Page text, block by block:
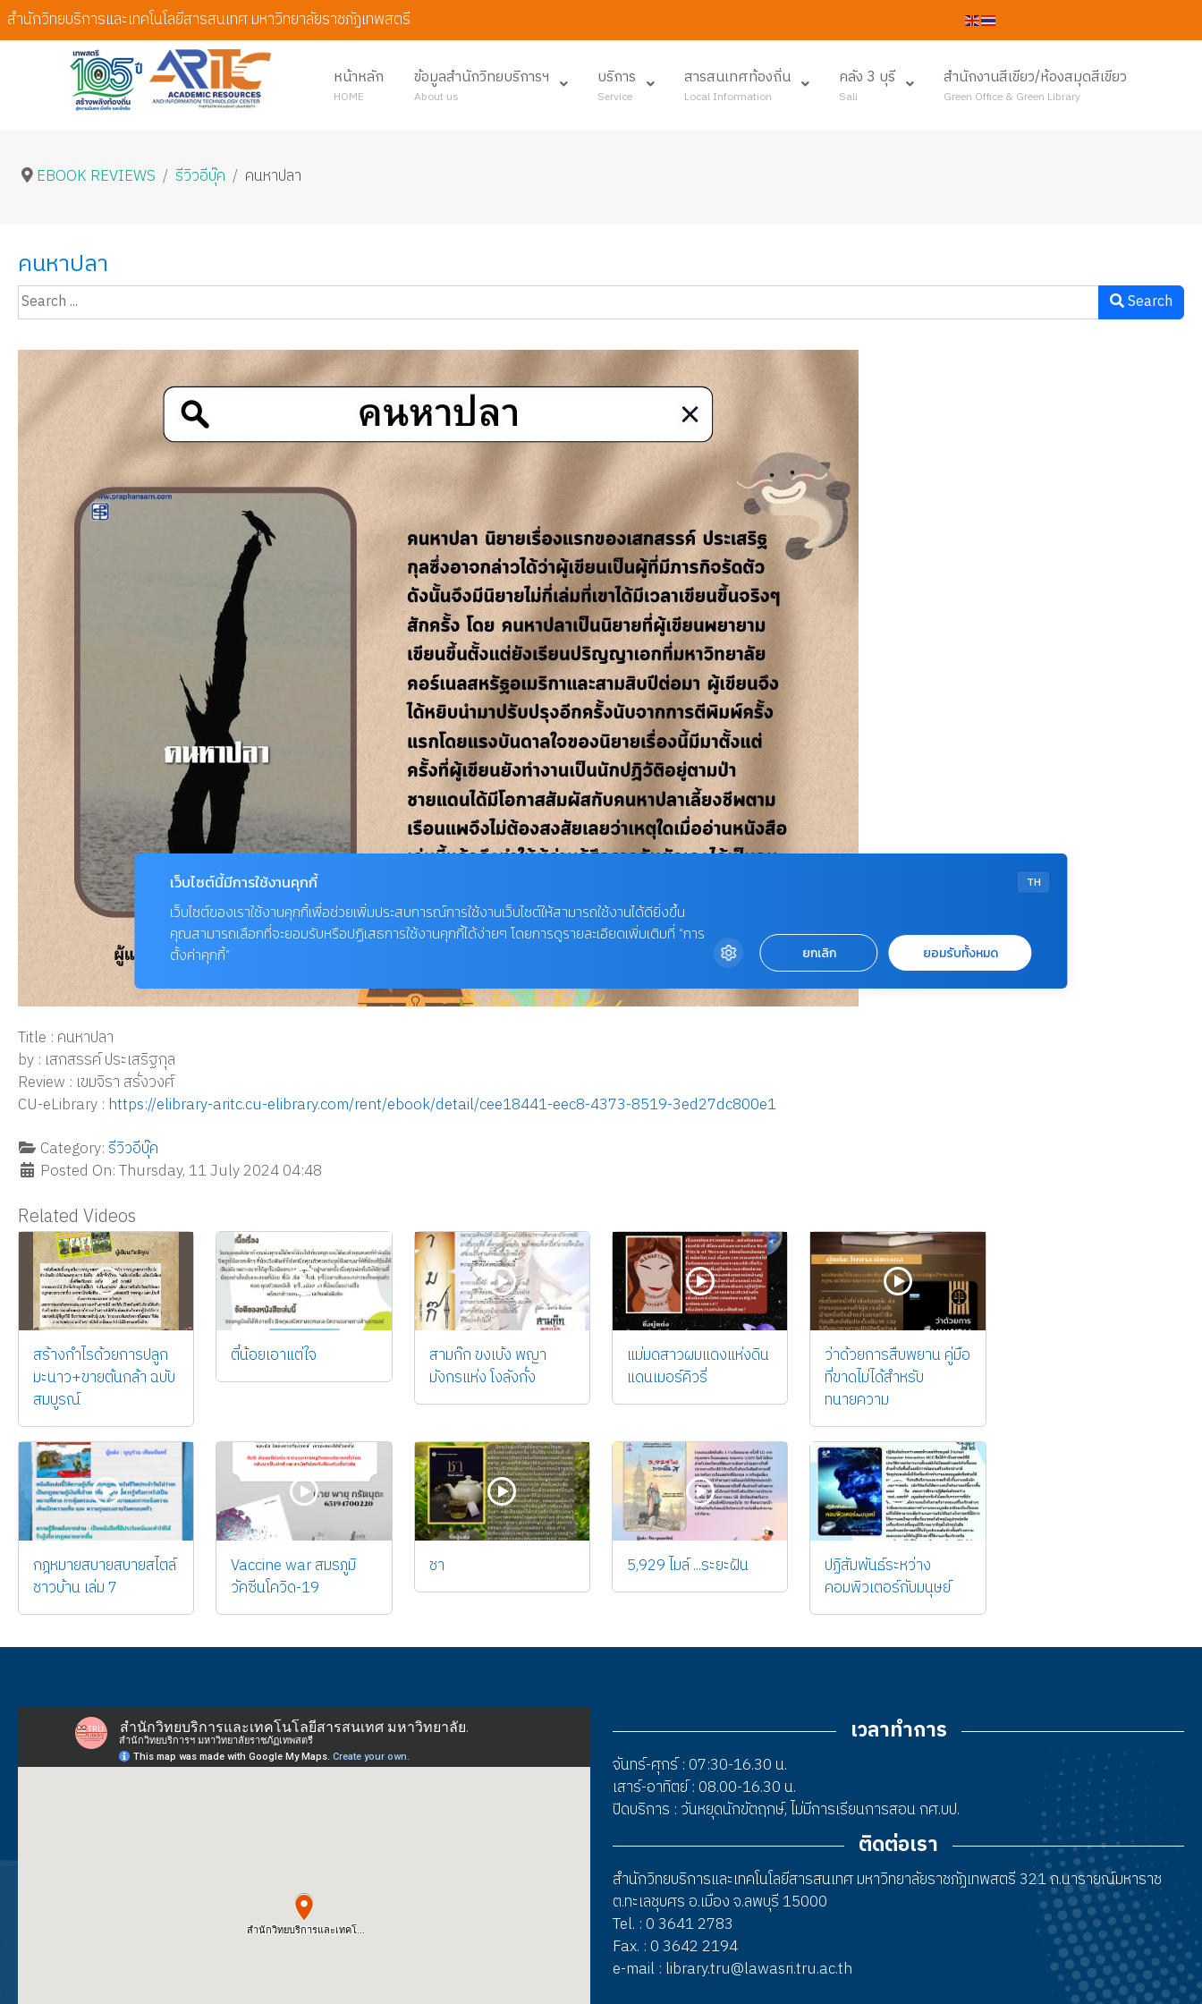
สำนักวิทยบริการและเทคโนโลยีสารสนเทศ มหาวิทยาลัยราชภัฏเทพสตรี
หน้าหลัก
HOME
ข้อมูลสำนักวิทยบริการฯ
About us
บริการ
Service
สารสนเทศท้องถิ่น
Local Information
คลัง 3 บุรี
Sali
สำนักงานสีเขียว/ห้องสมุดสีเขียว
Green Office & Green Library
EBOOK REVIEWS รีวิวอีบุ๊ค คนหาปลา
คนหาปลา
Search
Title : คนหาปลา
by : เสกสรรค์ ประเสริฐกุล
Review : เขมจิรา สรั่งวงศ์
CU-eLibrary : https://elibrary-aritc.cu-elibrary.com/rent/ebook/detail/cee18441-eec8-4373-8519-3ed27dc800e1
Category: รีวิวอีบุ๊ค
Posted On: Thursday, 11 July 2024 04:48
Related Videos
สร้างกำไรด้วยการปลูก
มะนาว+ขายต้นกล้า ฉบับ
สมบูรณ์
ตี๋น้อยเอาแต่ใจ
สามก๊ก ขงเบ้ง พญา
มังกรแห่ง โงลังกั๋ง
แม่มดสาวผมแดงแห่งดิน
แดนเมอร์คิวรี่
ว่าด้วยการสืบพยาน คู่มือ
ที่ขาดไม่ได้สำหรับ
ทนายความ
กฎหมายสบายสบายสไตล์
ชาวบ้าน เล่ม 7
Vaccine war สมรภูมิ
วัคซีนโควิด-19
ชา 5,929 ไมล์ ...ระยะฝัน
ปฏิสัมพันธ์ระหว่าง
คอมพิวเตอร์กับมนุษย์
เวลาทำการ
จันทร์-ศุกร์ : 07:30-16.30 น.
เสาร์-อาทิตย์ : 08.00-16.30 น.
ปิดบริการ : วันหยุดนักขัตฤกษ์, ไม่มีการเรียนการสอน กศ.บป.
ติดต่อเรา
สำนักวิทยบริการและเทคโนโลยีสารสนเทศ มหาวิทยาลัยราชภัฏเทพสตรี 321 ถ.นารายณ์มหาราช
ต.ทะเลชุบศร อ.เมือง จ.ลพบุรี 15000
Tel. : 0 3641 2783
Fax. : 0 3642 2194
e-mail : library.tru@lawasri.tru.ac.th